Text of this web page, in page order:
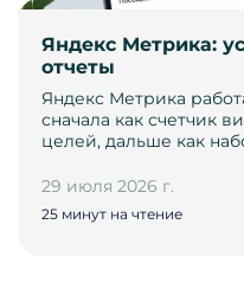
Яндекс Метрика:
отчеты
Яндекс Метрика
сначала как счетчик
целей, дальше как
29 июля 2026 г.
25 минут на чтение